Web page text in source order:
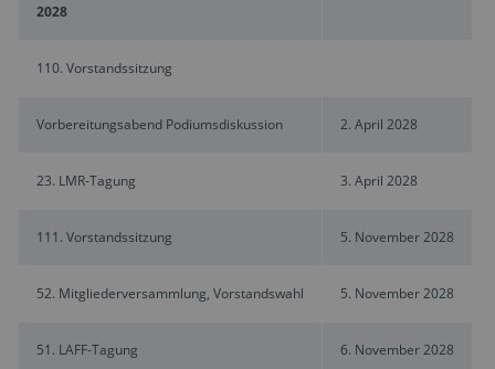
2028
110. Vorstandssitzung
Vorbereitungsabend Podiumsdiskussion 2. April 2028
23. LMR-Tagung 3. April 2028
111. Vorstandssitzung 5. November 2028
52. Mitgliederversammlung, Vorstandswahl 5. November 2028
51. LAFF-Tagung 6. November 2028